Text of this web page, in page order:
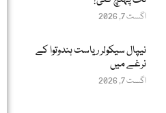
اگست 7, 2026
نیپال سیکولر ریاست ہندوتوا کے
نرغے میں
اگست 7, 2026